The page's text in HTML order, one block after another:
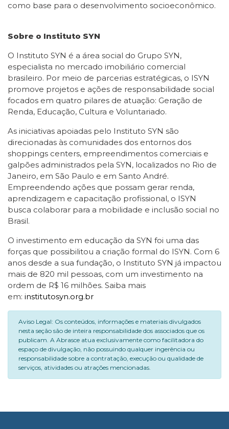
como base para o desenvolvimento socioeconômico.
Sobre o Instituto SYN
O Instituto SYN é a área social do Grupo SYN,
especialista no mercado imobiliário comercial
brasileiro. Por meio de parcerias estratégicas, o ISYN
promove projetos e ações de responsabilidade social
focados em quatro pilares de atuação: Geração de
Renda, Educação, Cultura e Voluntariado.
As iniciativas apoiadas pelo Instituto SYN são
direcionadas às comunidades dos entornos dos
shoppings centers, empreendimentos comerciais e
galpões administrados pela SYN, localizados no Rio de
Janeiro, em São Paulo e em Santo André.
Empreendendo ações que possam gerar renda,
aprendizagem e capacitação profissional, o ISYN
busca colaborar para a mobilidade e inclusão social no
Brasil.
O investimento em educação da SYN foi uma das
forças que possibilitou a criação formal do ISYN. Com 6
anos desde a sua fundação, o Instituto SYN já impactou
mais de 820 mil pessoas, com um investimento na
ordem de R$ 16 milhões. Saiba mais
em: institutosyn.org.br
Aviso Legal: Os conteúdos, informações e materiais divulgados
nesta seção são de inteira responsabilidade dos associados que os
publicam. A Abrasce atua exclusivamente como facilitadora do
espaço de divulgação, não possuindo qualquer ingerência ou
responsabilidade sobre a contratação, execução ou qualidade de
serviços, atividades ou atrações mencionadas.